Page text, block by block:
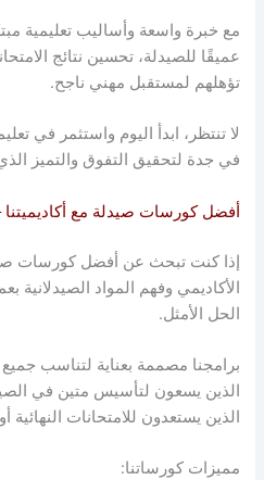
مع خبرة واسعة وأساليب تعليمية
عميقًا للصيدلة، تحسين نتائج
تؤهلهم لمستقبل مهني ناجح.
لا تنتظر، ابدأ اليوم واستثمر في
في جدة لتحقيق التفوق والتميز
أفضل كورسات صيدلة مع أكاديميتنا
إذا كنت تبحث عن أفضل كورسات
الأكاديمي وفهم المواد الصيدلانية
الحل الأمثل.
برامجنا مصممة بعناية لتناسب
الذين يسعون لتأسيس متين في
الذين يستعدون للامتحانات النهائية
مميزات كورساتنا: